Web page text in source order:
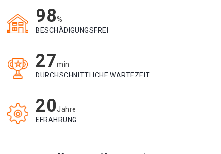
98%
BESCHÄDIGUNGSFREI
27min
DURCHSCHNITTLICHE WARTEZEIT
20Jahre
EFRAHRUNG